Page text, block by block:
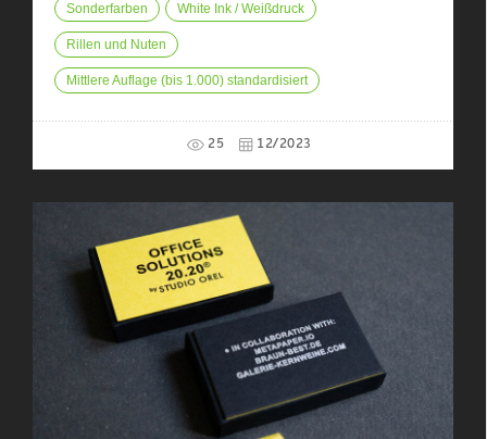
Sonderfarben White Ink / Weißdruck
Rillen und Nuten
Mittlere Auflage (bis 1.000) standardisiert
25 12/2023